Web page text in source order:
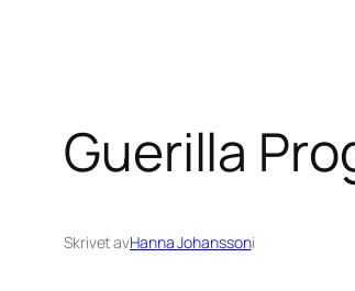
Guerilla
Skrivet avHanna Johanssoni